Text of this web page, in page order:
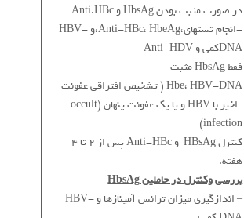
در صورت مثبت بودن HbsAg و Anti.HBc
-انجام تستهای،Anti-HBc، HbeAg،و HBV-
DNAکمی و Anti-HDV
فقط HbsAg مثبت
Hbe، HBV-DNA ( تشخیص افتراقی عفونت
اخیر با HBV و یا یک عفونت پنهان (occult
infection)
کنترل HBsAg و Anti-HBc پس از 2 تا 4
هفته.
بررسی وکنترل در حاملین HbsAg
– اندازگیری میزان ترانس آمینازها و HBV-